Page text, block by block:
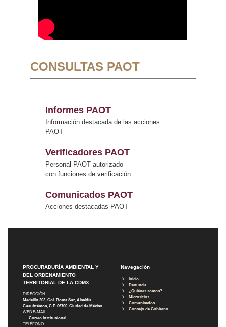
CONSULTAS PAOT
Informes PAOT
Información destacada de las acciones
PAOT
Verificadores PAOT
Personal PAOT autorizado
con funciones de verificación
Comunicados PAOT
Acciones destacadas PAOT
PROCURADURÍA AMBIENTAL Y
DEL ORDENAMIENTO
TERRITORIAL DE LA CDMX
DIRECCIÓN
Medellín 202, Col. Roma Sur, Alcaldía
Cuauhtémoc, C.P. 06700, Ciudad de México
WEB E-MAIL
Correo Institucional
TELÉFONO
Navegación
Inicio
Denuncia
¿Quiénes somos?
Micrositios
Comunicados
Consejo de Gobierno